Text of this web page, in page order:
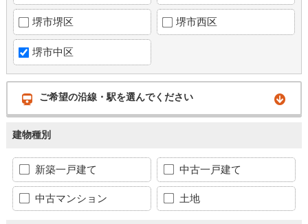
堺市堺区 堺市西区
堺市中区
ご希望の沿線・駅を選んでください
建物種別
新築一戸建て 中古一戸建て
中古マンション 土地